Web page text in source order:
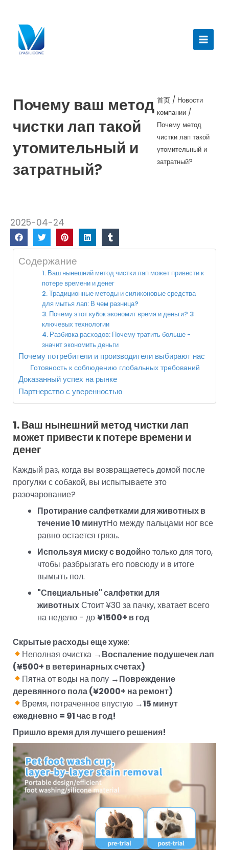
меню
Почему ваш метод
чистки лап такой
утомительный и
затратный?
首页 / Новости
компании /
Почему метод
чистки лап такой
утомительный и
затратный?
2025-04-24
Содержание
1. Ваш нынешний метод чистки лап может привести к
потере времени и денег
2. Традиционные методы и силиконовые средства
для мытья лап: В чем разница?
3. Почему этот кубок экономит время и деньги? 3
ключевых технологии
4. Разбивка расходов: Почему тратить больше -
значит экономить деньги
Почему потребители и производители выбирают нас
Готовность к соблюдению глобальных требований
Доказанный успех на рынке
Партнерство с уверенностью
1. Ваш нынешний метод чистки лап
может привести к потере времени и
денег
Каждый раз, когда вы возвращаетесь домой после
прогулки с собакой, вы испытываете это
разочарование?
Протирание салфетками для животных в
течение 10 минутНо между пальцами ног все
равно остается грязь.
Используя миску с водойно только для того,
чтобы разбрызгать его повсюду и в итоге
вымыть пол.
"Специальные" салфетки для
животныхСтоит ¥30 за пачку, хватает всего
на неделю - до¥1500+ в год
Скрытые расходы еще хуже:
Неполная очистка →Воспаление подушечек лап
(¥500+ в ветеринарных счетах)
Пятна от воды на полу →Повреждение
деревянного пола (¥2000+ на ремонт)
Время, потраченное впустую →15 минут
ежедневно = 91 час в год!
Пришло время для лучшего решения!